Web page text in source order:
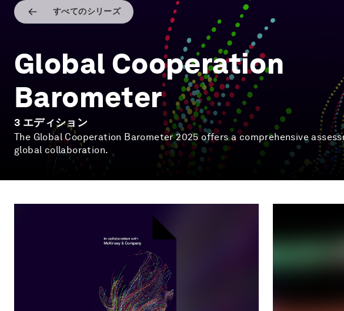
すべてのシリーズ
Global Cooperation
Barometer
3 エディション
The Global Cooperation Barometer 2025 offers a comprehensive
global collaboration.